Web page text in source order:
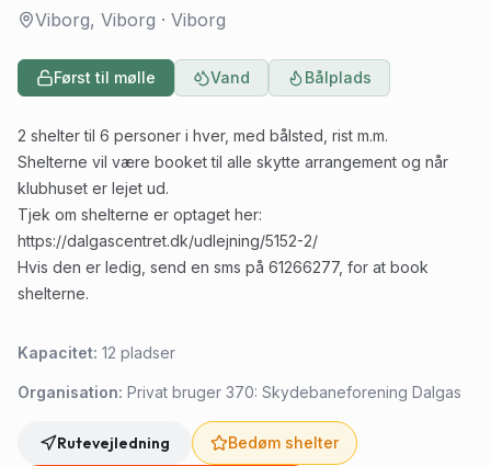
Viborg, Viborg · Viborg
Først til mølle Vand Bålplads
2 shelter til 6 personer i hver, med bålsted, rist m.m.
Shelterne vil være booket til alle skytte arrangement og når
klubhuset er lejet ud.
Tjek om shelterne er optaget her:
https://dalgascentret.dk/udlejning/5152-2/
Hvis den er ledig, send en sms på 61266277, for at book
shelterne.
Kapacitet: 12 pladser
Organisation: Privat bruger 370: Skydebaneforening Dalgas
Rutevejledning Bedøm shelter